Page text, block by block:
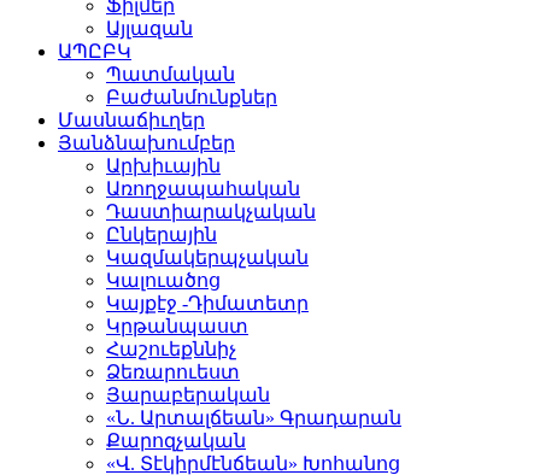
Ֆիլմեր
Այլազան
ԱՊԸԲԿ
Պատմական
Բաժանմունքներ
Մասնաճիւղեր
Յանձնախումբեր
Արխիւային
Առողջապահական
Դաստիարակչական
Ընկերային
Կազմակերպչական
Կալուածոց
Կայքէջ -Դիմատետր
Կրթանպաստ
Հաշուեքննիչ
Ձեռարուեստ
Յարաբերական
«Ն. Արտալճեան» Գրադարան
Քարոզչական
«Վ. Տէկիրմէնճեան» Խոհանոց